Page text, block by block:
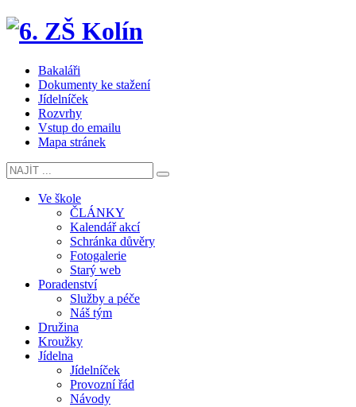
Bakaláři
Dokumenty ke stažení
Jídelníček
Rozvrhy
Vstup do emailu
Mapa stránek
Ve škole
ČLÁNKY
Kalendář akcí
Schránka důvěry
Fotogalerie
Starý web
Poradenství
Služby a péče
Náš tým
Družina
Kroužky
Jídelna
Jídelníček
Provozní řád
Návody